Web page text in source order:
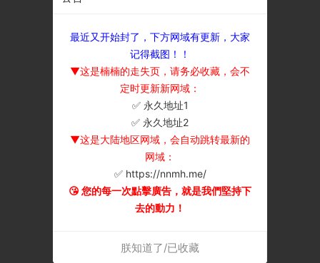
最近又开始封了，下方网域有更新，大家
记得截图！！
▼这是楠楠的走失页，请务必收藏，会不
定时更新新网域：
✅ 永久地址1
✅ 永久地址2
▼这是大陆地区网域，会自动跳转最新的
网域：
✅ https://nnmh.me/
😘 您的每一次點擊廣告，就是我們堅持下
去的動力！
朕知道了/已收藏